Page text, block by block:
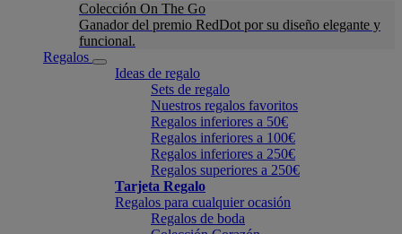
Colección On The Go
Ganador del premio RedDot por su diseño elegante y
funcional.
Regalos
Ideas de regalo
Sets de regalo
Nuestros regalos favoritos
Regalos inferiores a 50€
Regalos inferiores a 100€
Regalos inferiores a 250€
Regalos superiores a 250€
Tarjeta Regalo
Regalos para cualquier ocasión
Regalos de boda